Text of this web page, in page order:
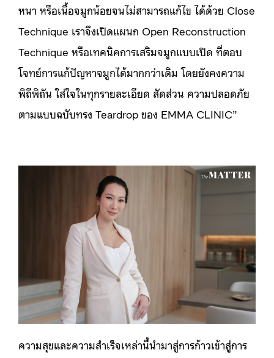
หนา หรือเนื้อจมูกน้อยจนไม่สามารถแก้ไข ได้ด้วย Close
Technique เราจึงเปิดแผนก Open Reconstruction
Technique หรือเทคนิคการเสริมจมูกแบบเปิด ที่ตอบ
โจทย์การแก้ปัญหาจมูกได้มากกว่าเดิม โดยยังคงความ
พิถีพิถัน ใส่ใจในทุกรายละเอียด สัดส่วน ความปลอดภัย
ตามแบบฉบับทรง Teardrop ของ EMMA CLINIC”
ความสุขและความสำเร็จเหล่านี้นำมาสู่การก้าวเข้าสู่การ